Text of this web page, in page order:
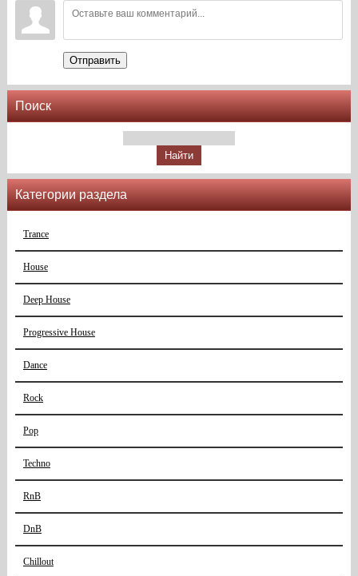
Отправить
Поиск
Категории раздела
Trance
House
Deep House
Progressive House
Dance
Rock
Pop
Techno
RnB
DnB
Chillout